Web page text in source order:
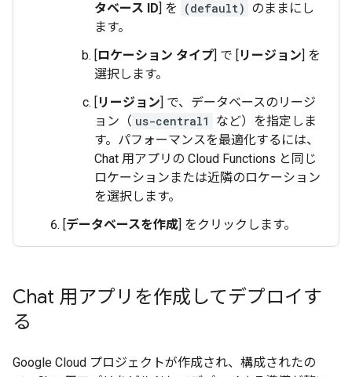
タベース ID] を (default) のままにし
ます。
[ロケーション タイプ] で [リージョン] を
選択します。
[リージョン] で、データベースのリージ
ョン（ us-central1
など）を指定しま
す。パフォーマンスを最適化するには、
Chat 用アプリの Cloud Functions と同じ
ロケーションまたは近隣のロケーション
を選択します。
[データベースを作成] をクリックします。
Chat 用アプリを作成してデプロイす
る
Google Cloud プロジェクトが作成され、構成されたの